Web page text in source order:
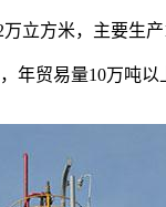
立方米，主要生产
年贸易量10万吨以